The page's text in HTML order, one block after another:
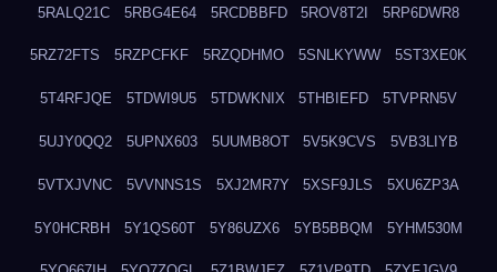
5RALQ21C 5RBG4E64 5RCDBBFD 5ROV8T2I 5RP6DWR8
5RZ72FTS 5RZPCFKF 5RZQDHMO 5SNLKYWW 5ST3XE0K
5T4RFJQE 5TDWI9U5 5TDWKNIX 5THBIEFD 5TVPRN5V
5UJY0QQ2 5UPNX603 5UUMB8OT 5V5K9CVS 5VB3LIYB
5VTXJVNC 5VVNNS1S 5XJ2MR7Y 5XSF9JLS 5XU6ZP3A
5Y0HCRBH 5Y1QS60T 5Y86UZX6 5YB5BBQM 5YHM530M